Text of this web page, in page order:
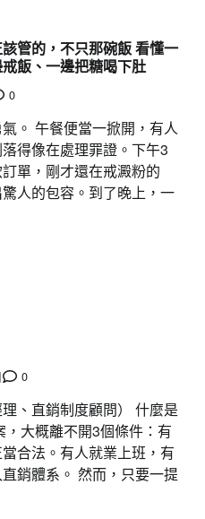
管的，不只那碗飯 看懂一
飯、一邊把糖喝下肚
0
。 午餐便當一掀開，有人
得像在處理罪證。下午3
單，剛才還在戒澱粉的
人的包容。到了晚上，一
0
、直銷制度顧問） 什麼是
大概離不開3個條件：有
合法。有人就業上班，有
銷體系。 然而，只要一提